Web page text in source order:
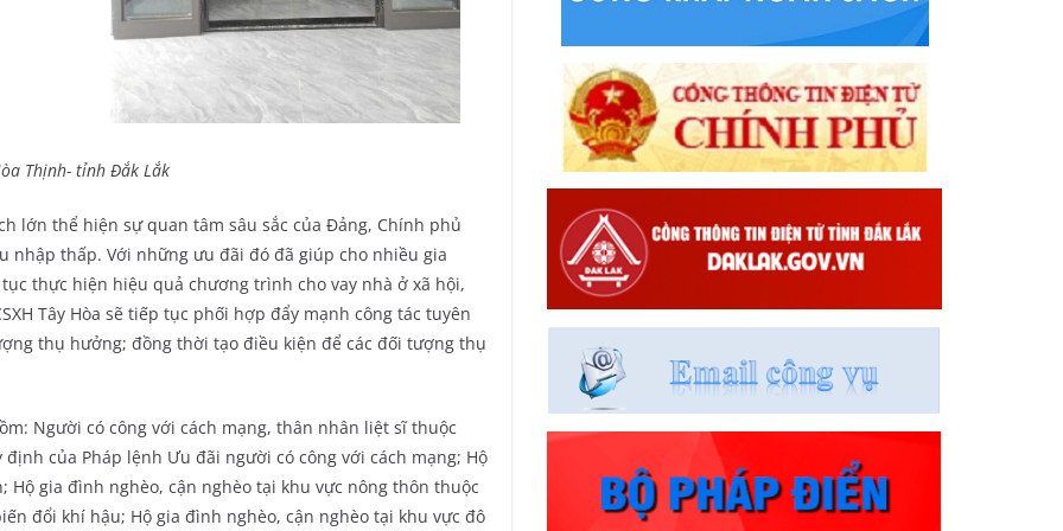
Thịnh- tỉnh Đắk Lắk
lớn thể hiện sự quan tâm sâu sắc của Đảng, Chính phủ
nhập thấp. Với những ưu đãi đó đã giúp cho nhiều gia
thực hiện hiệu quả chương trình cho vay nhà ở xã hội,
Tây Hòa sẽ tiếp tục phối hợp đẩy mạnh công tác tuyên
thụ hưởng; đồng thời tạo điều kiện để các đối tượng thụ
Người có công với cách mạng, thân nhân liệt sĩ thuộc
của Pháp lệnh Ưu đãi người có công với cách mạng; Hộ
gia đình nghèo, cận nghèo tại khu vực nông thôn thuộc
đổi khí hậu; Hộ gia đình nghèo, cận nghèo tại khu vực đô